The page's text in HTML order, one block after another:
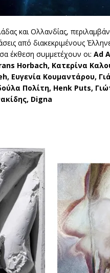
και Ολλανδίας,
από διακεκριμένους
έκθεση συμμετέχουν οι: Ad
Horbach, Κατερίνα
, Ευγενία Κουμαντάρου,
Πολίτη, Henk Puts,
Digna